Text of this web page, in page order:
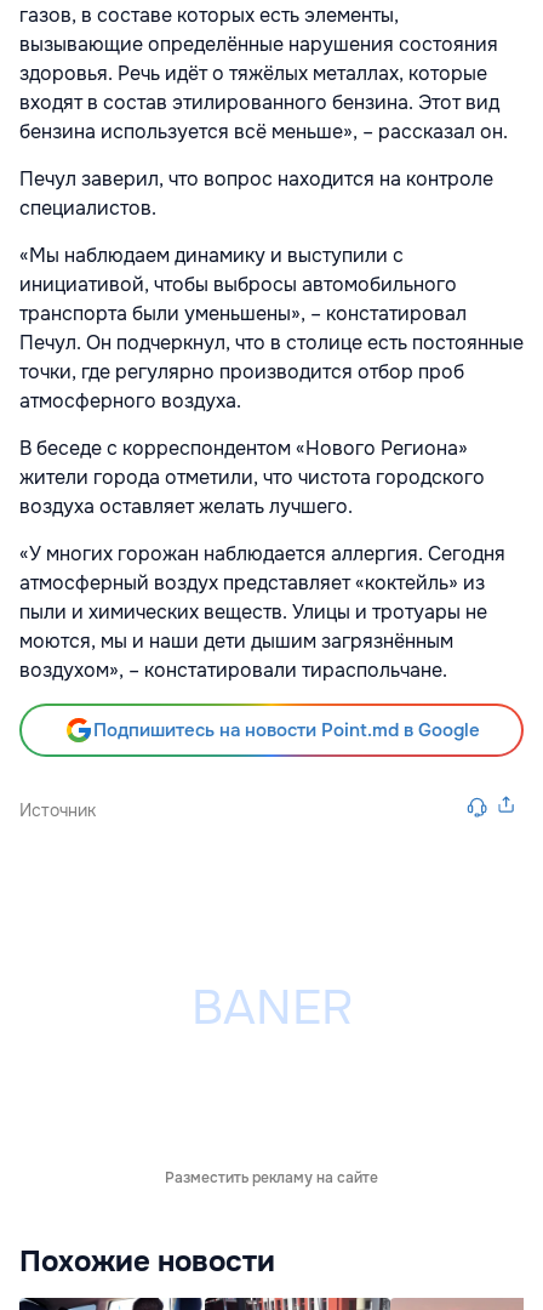
газов, в составе которых есть элементы,
вызывающие определённые нарушения состояния
здоровья. Речь идёт о тяжёлых металлах, которые
входят в состав этилированного бензина. Этот вид
бензина используется всё меньше», – рассказал он.
Печул заверил, что вопрос находится на контроле
специалистов.
«Мы наблюдаем динамику и выступили с
инициативой, чтобы выбросы автомобильного
транспорта были уменьшены», – констатировал
Печул. Он подчеркнул, что в столице есть постоянные
точки, где регулярно производится отбор проб
атмосферного воздуха.
В беседе с корреспондентом «Нового Региона»
жители города отметили, что чистота городского
воздуха оставляет желать лучшего.
«У многих горожан наблюдается аллергия. Сегодня
атмосферный воздух представляет «коктейль» из
пыли и химических веществ. Улицы и тротуары не
моются, мы и наши дети дышим загрязнённым
воздухом», – констатировали тираспольчане.
Подпишитесь на новости Point.md в Google
Источник
Разместить рекламу на сайте
Похожие новости